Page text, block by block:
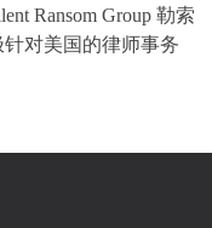
Ransom Group 勒索
针对美国的律师事务